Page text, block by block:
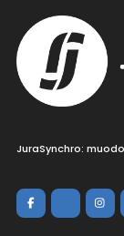
JuraSynchro: